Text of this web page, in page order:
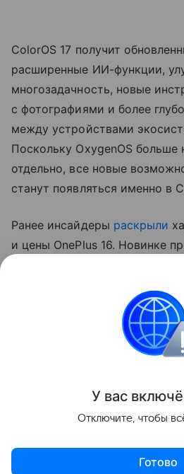
ColorOS 17 получит
расширенные ИИ-функции,
многозадачность, новые
с фотографиями и более
между устройствами
Поскольку OxygenOS больше
отдельно, все новые
станут появляться именно в
Ранее инсайдеры раскрыли
и цены OnePlus 16. Новинке
У вас включ
Отключите, чтобы
Готово